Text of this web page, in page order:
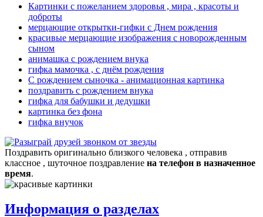
Картинки с пожеланием здоровья , мира , красоты и
доброты
мерцающие открытки-гифки с Днем рождения
красивые мерцающие изображения с новорожденным
сыном
анимашка с рождением внука
гифка мамочка , с днём рождения
С рождением сыночка - анимационная картинка
поздравить с рождением внука
гифка для бабушки и дедушки
картинка без фона
гифка внучок
Поздравить оригинально близкого человека , отправив
классное , шуточное поздравление на телефон в назначенное
время.
Информация о разделах